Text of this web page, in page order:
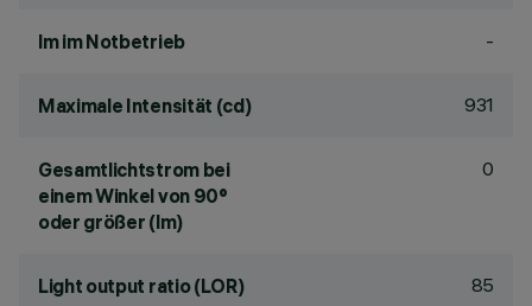
lm im Notbetrieb -
Maximale Intensität (cd) 931
Gesamtlichtstrom bei
einem Winkel von 90°
oder größer (lm)
0
Light output ratio (LOR) 85